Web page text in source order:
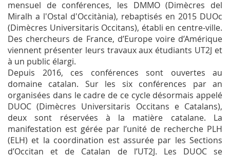
mensuel de conférences, les DMMO (Dimècres del
Miralh a l'Ostal d'Occitània), rebaptisés en 2015 DUOc
(Dimècres Universitaris Occitans), établi en centre-ville.
Des chercheurs de France, d’Europe voire d’Amérique
viennent présenter leurs travaux aux étudiants UT2J et
à un public élargi.
Depuis 2016, ces conférences sont ouvertes au
domaine catalan. Sur les six conférences par an
organisées dans le cadre de ce cycle désormais appelé
DUOC (Dimècres Universitaris Occitans e Catalans),
deux sont réservées à la matière catalane. La
manifestation est gérée par l’unité de recherche PLH
(ELH) et la coordination est assurée par les Sections
d’Occitan et de Catalan de l’UT2J. Les DUOC se